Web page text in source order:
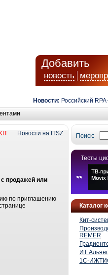
Добавить
новость
Новости: Российский RPA-
Поиск:
Тесты
Каталог
Кит-
REMER
ИТ
1С-
Новости на ITSZ
продажей или
по приглашению